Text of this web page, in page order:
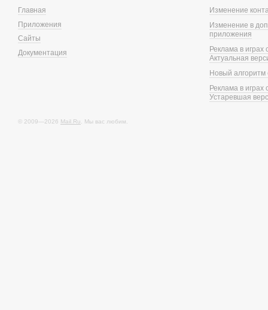
Главная
Приложения
Сайты
Документация
Изменение
Изменение в
приложения
Реклама в
Актуальная
Новый алгоритм
Реклама в
Устаревшая
© 2009—2026 Mail.Ru. Мы вас любим.